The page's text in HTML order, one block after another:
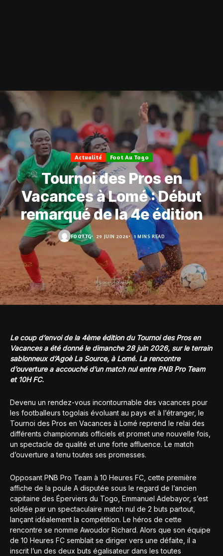
Actualité Foot Au Togo
Tournoi des Pros en
Vacances à Lomé : Début
remarqué de la 4e édition
FOOT.TG 29 JUIN 2026 1 MINS READ
Le coup d’envoi de la 4ème édition du Tournoi des Pros en
Vacances a été donné le dimanche 28 juin 2026, sur le terrain
sablonneux d’Agoè La Source, à Lomé. La rencontre
d’ouverture a accouché d’un match nul entre PNB Pro Team
et 10H FC.
Devenu un rendez-vous incontournable des vacances pour
les footballeurs togolais évoluant au pays et à l’étranger, le
Tournoi des Pros en Vacances à Lomé reprend le relai des
différents championnats officiels et promet une nouvelle fois,
un spectacle de qualité et une forte affluence. Le match
d’ouverture a tenu toutes ses promesses.
Opposant PNB Pro Team à 10 Heures FC, cette première
affiche de la poule A disputée sous le regard de l’ancien
capitaine des Éperviers du Togo, Emmanuel Adebayor, s’est
soldée par un spectaculaire match nul de 2 buts partout,
lançant idéalement la compétition. Le héros de cette
rencontre se nomme Awoudor Richard. Alors que son équipe
de 10 Heures FC semblait se diriger vers une défaite, il a
inscrit l’un des deux buts égalisateur dans les toutes